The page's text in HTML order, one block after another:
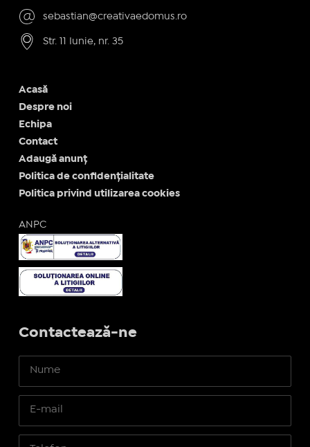
sebastian@creativaedomus.ro
Str. 11 Iunie, nr. 35
Acasă
Despre noi
Echipa
Contact
Adaugă anunț
Politica de confidențialitate
Politica privind utilizarea cookies
ANPC
Contactează-ne